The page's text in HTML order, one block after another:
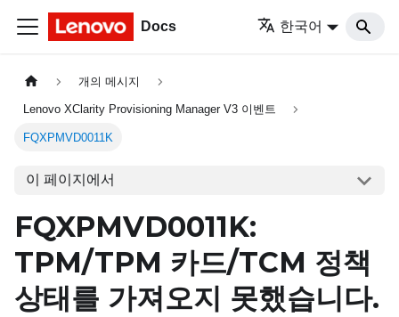
Docs 한국어
개의 메시지
Lenovo XClarity Provisioning Manager V3 이벤트
FQXPMVD0011K
이 페이지에서
FQXPMVD0011K:
TPM/TPM 카드/TCM 정책
상태를 가져오지 못했습니다.